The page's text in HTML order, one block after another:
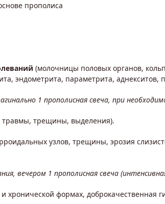
прополиса
(молочницы половых органов,
эндометрита, параметрита, аднекситов,
1 прополисная свеча, при
травмы, трещины, выделения).
узлов, трещины, эрозия
вечером 1 прополисная свеча
хронической формах, доброкачественная